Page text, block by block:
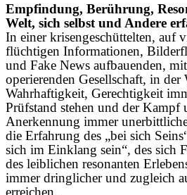
Empfindung, Berührung,
Welt, sich selbst und Andere
In einer krisengeschüttelten, auf
flüchtigen Informationen,
und Fake News aufbauenden,
operierenden Gesellschaft, in der
Wahrhaftigkeit, Gerechtigkeit
Prüfstand stehen und der Kampf
Anerkennung immer
die Erfahrung des „bei sich
sich im Einklang sein“, des sich
des leiblichen resonanten
immer dringlicher und zugleich
erreichen.